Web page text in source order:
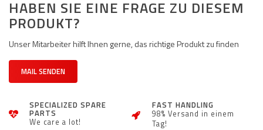
HABEN SIE EINE FRAGE ZU DIESEM
PRODUKT?
Unser Mitarbeiter hilft Ihnen gerne, das richtige Produkt zu finden
MAIL SENDEN
SPECIALIZED SPARE
PARTS
We care a lot!
FAST HANDLING
98% Versand in einem
Tag!